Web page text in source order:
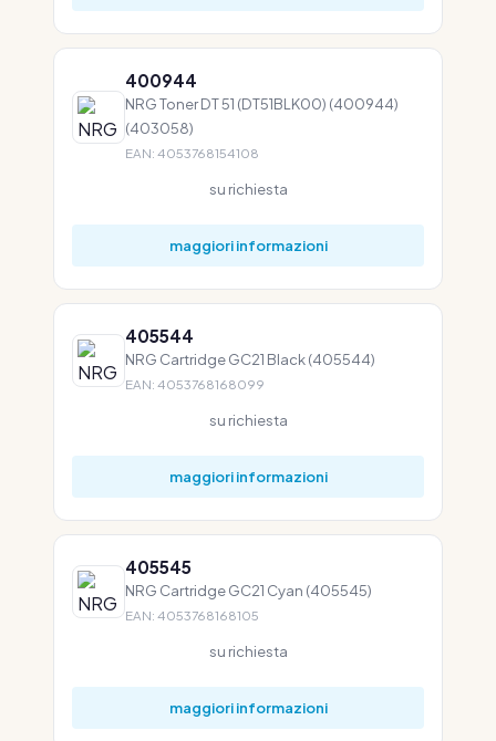
400944
NRG Toner DT 51 (DT51BLK00) (400944)
(403058)
EAN: 4053768154108
su richiesta
maggiori informazioni
405544
NRG Cartridge GC21 Black (405544)
EAN: 4053768168099
su richiesta
maggiori informazioni
405545
NRG Cartridge GC21 Cyan (405545)
EAN: 4053768168105
su richiesta
maggiori informazioni